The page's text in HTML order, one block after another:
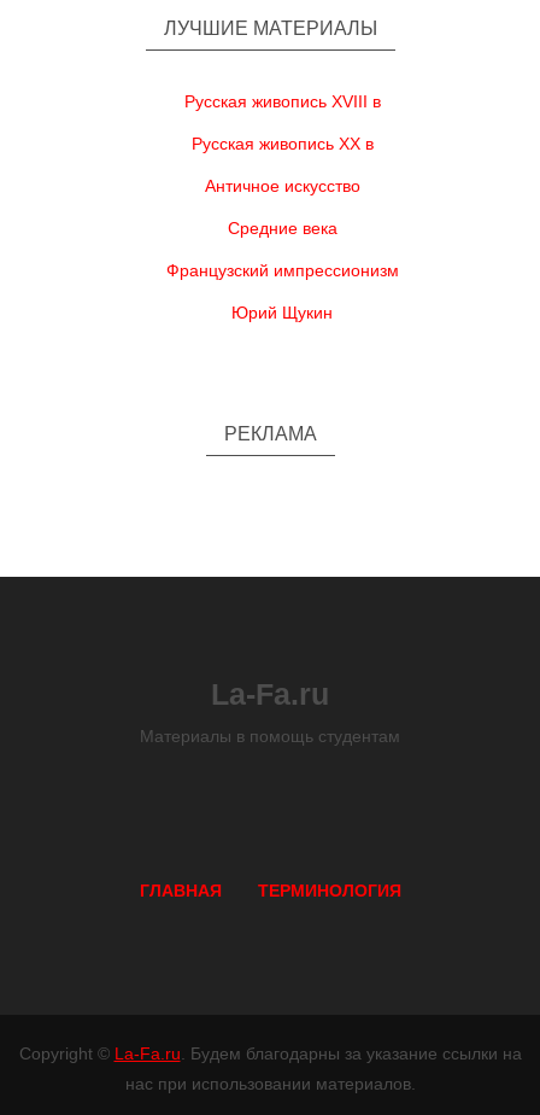
ЛУЧШИЕ МАТЕРИАЛЫ
Русская живопись XVIII в
Русская живопись XX в
Античное искусство
Средние века
Французский импрессионизм
Юрий Щукин
РЕКЛАМА
La-Fa.ru
Материалы в помощь студентам
ГЛАВНАЯ ТЕРМИНОЛОГИЯ
Copyright © La-Fa.ru . Будем благодарны за указание ссылки на
нас при использовании материалов.